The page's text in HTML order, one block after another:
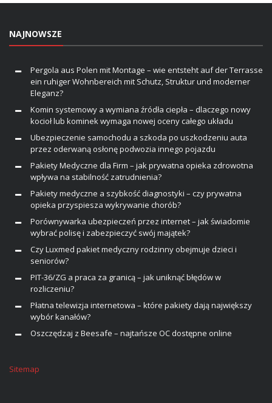
NAJNOWSZE
Pergola aus Polen mit Montage – wie entsteht auf der Terrasse
ein ruhiger Wohnbereich mit Schutz, Struktur und moderner
Eleganz?
Komin systemowy a wymiana źródła ciepła – dlaczego nowy
kocioł lub kominek wymaga nowej oceny całego układu
Ubezpieczenie samochodu a szkoda po uszkodzeniu auta
przez oderwaną osłonę podwozia innego pojazdu
Pakiety Medyczne dla Firm – jak prywatna opieka zdrowotna
wpływa na stabilność zatrudnienia?
Pakiety medyczne a szybkość diagnostyki – czy prywatna
opieka przyspiesza wykrywanie chorób?
Porównywarka ubezpieczeń przez internet – jak świadomie
wybrać polisę i zabezpieczyć swój majątek?
Czy Luxmed pakiet medyczny rodzinny obejmuje dzieci i
seniorów?
PIT-36/ZG a praca za granicą – jak uniknąć błędów w
rozliczeniu?
Płatna telewizja internetowa – które pakiety dają największy
wybór kanałów?
Oszczędzaj z Beesafe – najtańsze OC dostępne online
Sitemap